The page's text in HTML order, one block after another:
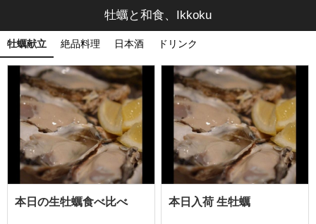
牡蠣と和食、Ikkoku
牡蠣献立 絶品料理 日本酒 ドリンク
本日の生牡蠣食べ比べ 本日入荷 生牡蠣